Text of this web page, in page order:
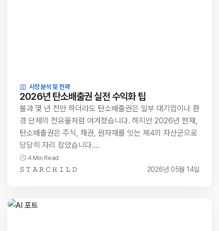
시장 분석 및 전략
2026년 탄소배출권 실전 수익화 팁
불과 몇 년 전만 하더라도 탄소배출권은 일부 대기업이나 환
경 단체의 전유물처럼 여겨졌습니다. 하지만 2026년 현재,
탄소배출권은 주식, 채권, 원자재를 잇는 제4의 자산군으로
당당히 자리 잡았습니다.…
4 Min Read
𝚂 𝚃 𝙰 𝚁 𝙲 𝙷 𝙸 𝙻 𝙳 2026년 05월 14일